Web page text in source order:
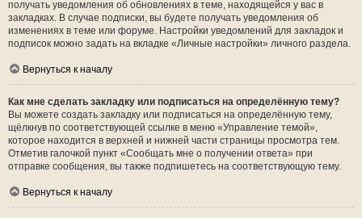
получать уведомления об обновлениях в теме, находящейся у вас в
закладках. В случае подписки, вы будете получать уведомления об
изменениях в теме или форуме. Настройки уведомлений для закладок и
подписок можно задать на вкладке «Личные настройки» личного раздела.
Вернуться к началу
Как мне сделать закладку или подписаться на определённую тему?
Вы можете создать закладку или подписаться на определённую тему,
щёлкнув по соответствующей ссылке в меню «Управление темой»,
которое находится в верхней и нижней части страницы просмотра тем.
Отметив галочкой пункт «Сообщать мне о получении ответа» при
отправке сообщения, вы также подпишетесь на соответствующую тему.
Вернуться к началу